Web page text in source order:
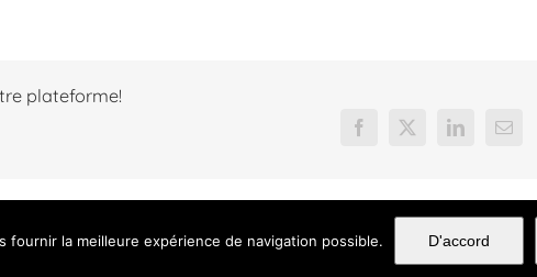
plateforme!
Facebook
X LinkedInEmail
Copyright 2018 FGTB - Centre | Politique de confidentialité
fournir la meilleure expérience de navigation possible. D'accord